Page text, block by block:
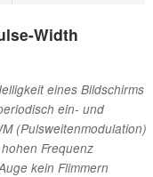
Width
eines Bildschirms
ein- und
(Pulsweitenmodulation)
Frequenz
kein Flimmern